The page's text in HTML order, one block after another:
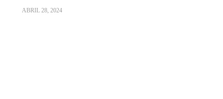
ABRIL 28, 2024